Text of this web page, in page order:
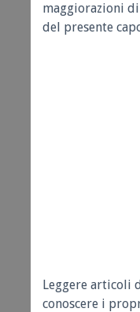
maggiorazioni
del presente
Leggere articoli
conoscere i